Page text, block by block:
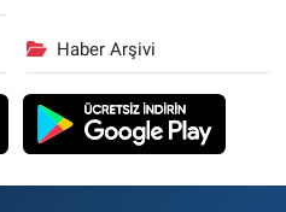
Haber Arşivi